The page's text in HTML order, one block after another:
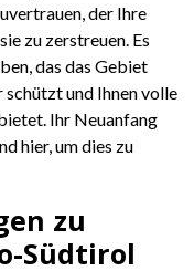
der Ihre
zu zerstreuen. Es
das das Gebiet
und Ihnen volle
Ihr Neuanfang
hier, um dies zu
zu
Südtirol